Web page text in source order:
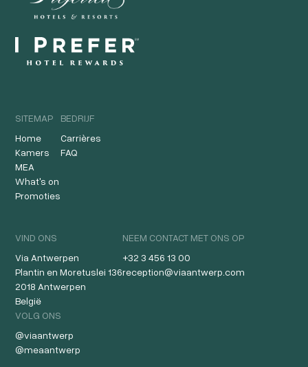
SITEMAP
Home
Kamers
MEA
What's on
Promoties
BEDRIJF
Carrières
FAQ
VIND ONS
Via Antwerpen
Plantin en Moretuslei 136
2018 Antwerpen
België
NEEM CONTACT MET ONS OP
+32 3 456 13 00
reception@viaantwerp.com
VOLG ONS
@viaantwerp
@meaantwerp